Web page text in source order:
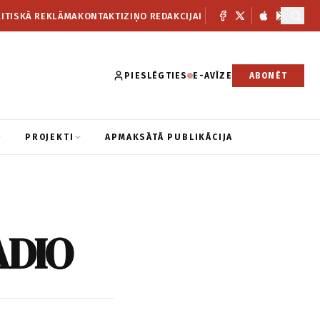
REKLĀMAKONTAKTIZIŅO REDAKCIJAI
PIESLĒGTIES E-AVĪZE ABONĒT
PROJEKTI APMAKSĀTĀ PUBLIKĀCIJA